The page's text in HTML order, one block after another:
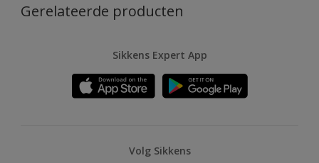
Gerelateerde producten
Sikkens Expert App
Volg Sikkens